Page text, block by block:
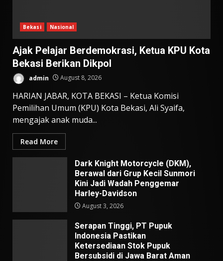
Bekasi Nasional
Ajak Pelajar Berdemokrasi, Ketua KPU Kota
Bekasi Berikan Dikpol
admin August 8, 2026
HARIAN JABAR, KOTA BEKASI – Ketua Komisi
Pemilihan Umum (KPU) Kota Bekasi, Ali Syaifa,
mengajak anak muda...
Read More
Dark Knight Motorcycle (DKM),
Berawal dari Grup Kecil Sunmori
Kini Jadi Wadah Penggemar
Harley-Davidson
August 3, 2026
Serapan Tinggi, PT Pupuk
Indonesia Pastikan
Ketersediaan Stok Pupuk
Bersubsidi di Jawa Barat Aman